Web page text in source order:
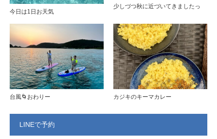
今日は1日お天気
少しづつ秋に近づいてきましたっ
台風🌀おわりー カジキのキーマカレー
LINEで予約